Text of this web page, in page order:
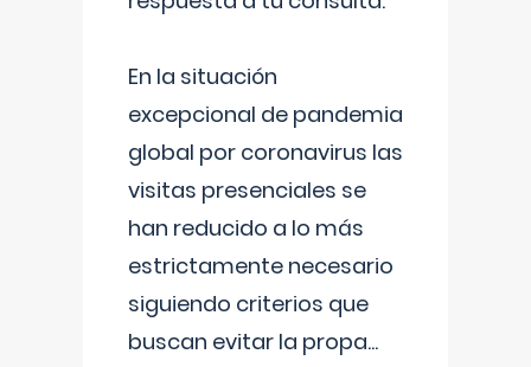
En la situación
excepcional de pandemia
global por coronavirus las
visitas presenciales se
han reducido a lo más
estrictamente necesario
siguiendo criterios que
buscan evitar la propa...